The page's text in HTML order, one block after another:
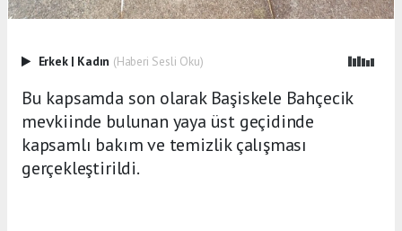
Erkek | Kadın (Haberi Sesli Oku)
Bu kapsamda son olarak Başiskele Bahçecik
mevkiinde bulunan yaya üst geçidinde
kapsamlı bakım ve temizlik çalışması
gerçekleştirildi.